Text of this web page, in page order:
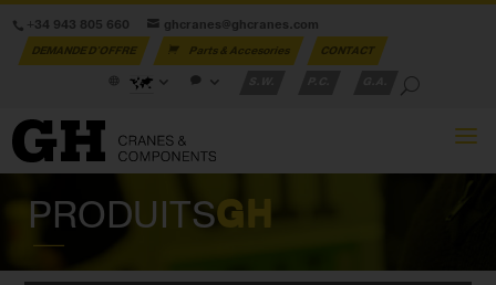
+34 943 805 660 ghcranes@ghcranes.com
DEMANDE D'OFFRE Parts & Accesories
CONTACT
PRODUITSGH